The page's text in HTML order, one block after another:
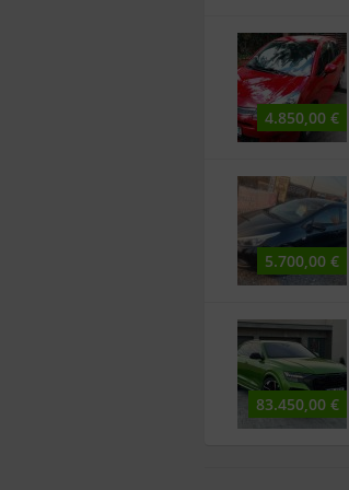
4.850,00 €
5.700,00 €
83.450,00 €